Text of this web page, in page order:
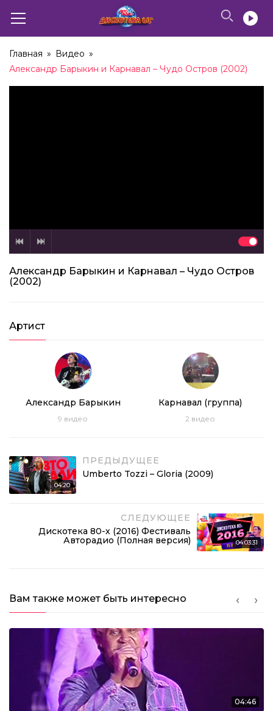
Главная » Видео »
Александр Барыкин и Карнавал – Чудо Остров (2002)
Александр Барыкин и Карнавал – Чудо Остров
(2002)
Артист
Александр Барыкин
9 видео
Карнавал (группа)
2 видео
04:20
ПРЕДЫДУЩЕЕ
Umberto Tozzi – Gloria (2009)
СЛЕДУЮЩЕЕ
Дискотека 80-х (2016) Фестиваль
Авторадио (Полная версия)
04:03:31
Вам также может быть интересно
04:46